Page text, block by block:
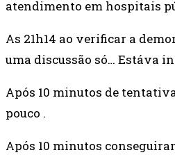
atendimento em hospitais
As 21h14 ao verificar a
uma discussão só… Estáva
Após 10 minutos de
pouco .
Após 10 minutos